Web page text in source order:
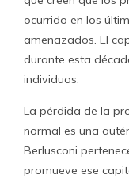
ocurrido en los
amenazados. El
durante esta
individuos.
La pérdida de la
normal es una
Berlusconi
promueve ese